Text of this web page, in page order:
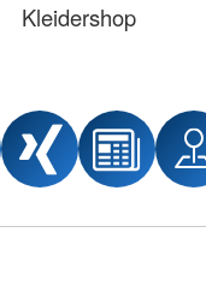
Kleidershop